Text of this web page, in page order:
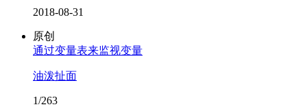
2018-08-31
原创
通过变量表来监视变量
油泼扯面
1/263